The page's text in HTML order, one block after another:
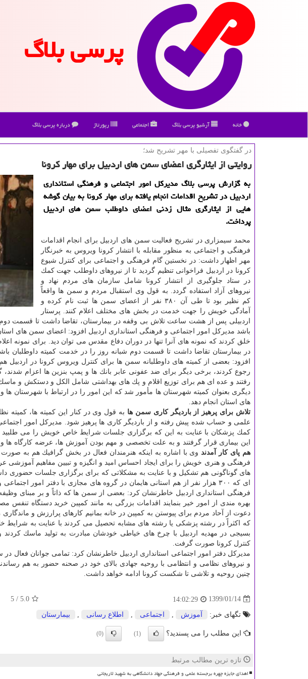
پرسی بلاگ
خانه آرشیو پرسی بلاگ اجتماعی رپورتاژ درباره پرسی بلاگ
در گفتگوی تفصیلی با مهر تشریح شد؛
روایتی از ایثارگری اعضای سمن های اردبیل برای مهار كرونا
به گزارش پرسی بلاگ مدیركل امور اجتماعی و فرهنگی استانداری
اردبیل در تشریح اقدامات انجام یافته برای مهار كرونا به بیان گوشه
هایی از ایثارگری مثال زدنی اعضای داوطلب سمن های اردبیل
پرداخت.
محمد سیمزاری در تشریح فعالیت سمن های اردبیل برای انجام اقدامات
فرهنگی و اجتماعی به منظور مقابله با انتشار كرونا ویروس به خبرنگار
مهر اظهار داشت: در نخستین گام فرهنگی و اجتماعی برای كنترل شیوع
كرونا در اردبیل فراخوانی تنظیم گردید تا از نیروهای داوطلب جهت كمك
در ستاد جلوگیری از انتشار كرونا شامل سازمان های مردم نهاد و
نیروهای آزاد استفاده گردد. به قول وی استقبال مردم و سمن ها واقعاً
كم نظیر بود تا طی آن ۳۸۰ نفر از اعضای سمن ها ثبت نام كرده و
آمادگی خویش را جهت خدمت در بخش های مختلف اعلام كنند. پرستار
اردبیلی پس از هشت ساعت تلاش بی وقفه در بیمارستان، تقاضا داشت تا قسمت
باشد مدیركل امور اجتماعی و فرهنگی استانداری اردبیل افزود: اعضای سمن های استان
خلق كردند كه نمونه های آنرا تنها در دوران دفاع مقدس می توان دید. برای
در بیمارستان تقاضا داشت تا قسمت دوم شبانه روز را در خدمت كمیته داوطلبان
افزود: بعضی از كمیته های داوطلبانه سمن ها برای كنترل ویروس كرونا در اردبیل
رجوع كردند، برخی دیگر برای ضد عفونی عابر بانك ها و پمپ بنزین ها اعزام
رفتند و عده ای هم برای توزیع اقلام و پك های بهداشتی شامل الكل و دستكش و ماسك
دیگری بعنوان كمیته شهرستان ها مأمور شد كه این امور را در ارتباط با شهرستان
های استان انجام دهد.
تلاش برای پرهیز از باردیگر كاری سمن ها به قول وی در كنار این كمیته ها، كمیته
علمی و حساب شده پیش رفته و از باردیگر كاری ها پرهیز شود. مدیركل امور
این بیماری قرار گرفتند و به علت تخصصی و مهم بودن آموزش ها، عرضه كارگاه ها و برنامه های
هم پای كار آمدندوی با اشاره به اینكه هنرمندان فعال در بخش گرافیك هم به
فرهنگی و هنری خویش را برای ایجاد احساس امید و انگیزه و تبیین مفاهیم آموزشی
های گوناگونی هم تشكیل و با عنایت به مشكلاتی كه برای برگزاری جلسات حضوری
ای كه ۳۰۰ هزار نفر از هم استانی هایمان در گروه های مجازی با دفتر امور
فرهنگی استانداری اردبیل خاطرنشان كرد: بعضی از سمن ها كه ذاتاً و بر مبنای
بهره مندی از امور خیر بنمایند اقدامات بزرگی به مانند كمپین خرید دستگاه
دعوت از آحاد مردم برای پیوستن به كمپین در خانه بمانیم كارهای پرارزش و
كه اكثراً در رشته پزشكی یا رشته های مشابه تحصیل می كردند با عنایت به شرایط
بسیجی در مهدیه اردبیل با چرخ های خیاطی خودشان مبادرت به تولید ماسك كردند
كنترل كرونا صورت گرفت.
مدیركل دفتر امور اجتماعی استانداری اردبیل خاطرنشان كرد: تمامی جوانان فعال
و نیروهای نظامی و انتظامی با روحیه جهادی بالای خود در صحنه حضور به هم
چنین روحیه و تلاشی تا شكست كرونا ادامه خواهد داشت.
1399/01/14
14:02:29
5.0
/ 5
تگهای خبر: آموزش اجتماعی اطلاع رسانی بیمارستان
این مطلب را می پسندید؟ (1)
(0)
تازه ترین مطالب مرتبط
اهدای جایزه چهره برجسته علمی و فرهنگی جهاد دانشگاهی به شهید لاریجانی